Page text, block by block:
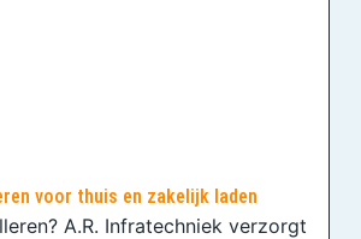
voor thuis en zakelijk laden
A.R. Infratechniek verzorgt